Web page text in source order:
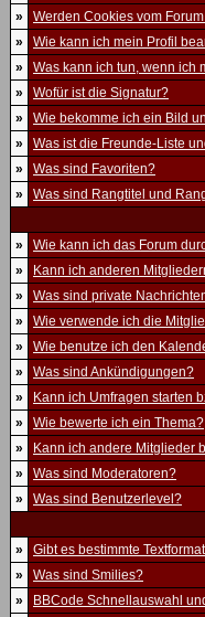
»
Werden Cookies vom
»
Wie kann ich mein Profil
»
Was kann ich tun, wenn ich
»
Wofür ist die Signatur?
»
Wie bekomme ich ein Bild
»
Was ist die Freunde-Liste
»
Was sind Favoriten?
»
Was sind Rangtitel und
»
Wie kann ich das Forum
»
Kann ich anderen
»
Was sind private
»
Wie verwende ich die
»
Wie benutze ich den
»
Was sind Ankündigungen?
»
Kann ich Umfragen starten
»
Wie bewerte ich ein Thema?
»
Kann ich andere Mitglieder
»
Was sind Moderatoren?
»
Was sind Benutzerlevel?
»
Gibt es bestimmte
»
Was sind Smilies?
»
BBCode Schnellauswahl